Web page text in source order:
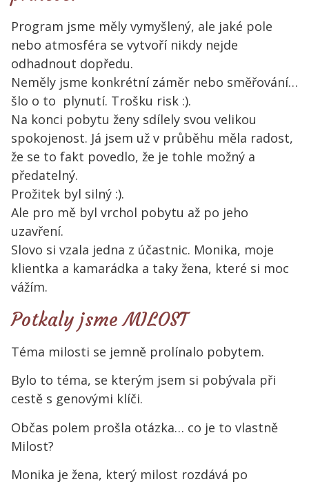
Program jsme měly vymyšlený, ale jaké pole
nebo atmosféra se vytvoří nikdy nejde
odhadnout dopředu.
Neměly jsme konkrétní záměr nebo směřování…
šlo o to plynutí. Trošku risk :).
Na konci pobytu ženy sdílely svou velikou
spokojenost. Já jsem už v průběhu měla radost,
že se to fakt povedlo, že je tohle možný a
předatelný.
Prožitek byl silný :).
Ale pro mě byl vrchol pobytu až po jeho
uzavření.
Slovo si vzala jedna z účastnic. Monika, moje
klientka a kamarádka a taky žena, které si moc
vážím.
Potkaly jsme MILOST
Téma milosti se jemně prolínalo pobytem.
Bylo to téma, se kterým jsem si pobývala při
cestě s genovými klíči.
Občas polem prošla otázka… co je to vlastně
Milost?
Monika je žena, který milost rozdává po